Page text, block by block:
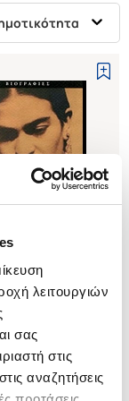
λειτουργιών
σας
στις
αναζητήσεις
(0)
ΑΔΑΜΑΣΤΗΣ
:2738-0197